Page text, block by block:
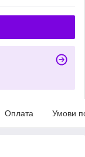
Оплата Умови